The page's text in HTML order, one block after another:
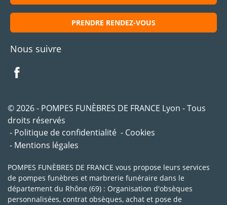
PRENDRE RENDEZ-VOUS
Nous suivre
© 2026 - POMPES FUNÈBRES DE FRANCE Lyon - Tous
droits réservés
Politique de confidentialité
Cookies
Mentions légales
POMPES FUNÈBRES DE FRANCE vous propose leurs services
de pompes funèbres et marbrerie funéraire dans le
département du Rhône (69) : Organisation d'obsèques
personnalisées, contrat obsèques, achat et pose de